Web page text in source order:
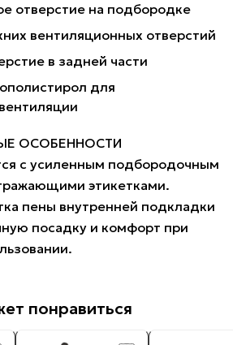
отверстие на подбородке
вентиляционных отверстий
в задней части
для
ОСОБЕННОСТИ
с усиленным подбородочным
этикетками.
пены внутренней подкладки
посадку и комфорт при
понравиться